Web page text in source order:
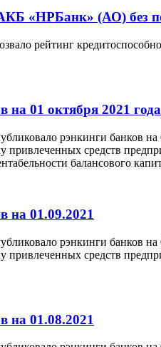
«НРБанк» (АО) без
рейтинг
01 октября 2021 года
рэнкинги банков
привлеченных средств
балансового
на 01.09.2021
рэнкинги банков
привлеченных средств
на 01.08.2021